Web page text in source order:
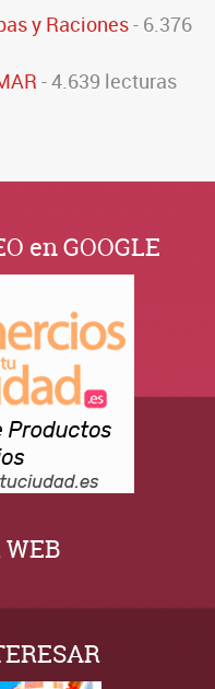
y Raciones- 6.376
- 4.639 lecturas
en GOOGLE
WEB